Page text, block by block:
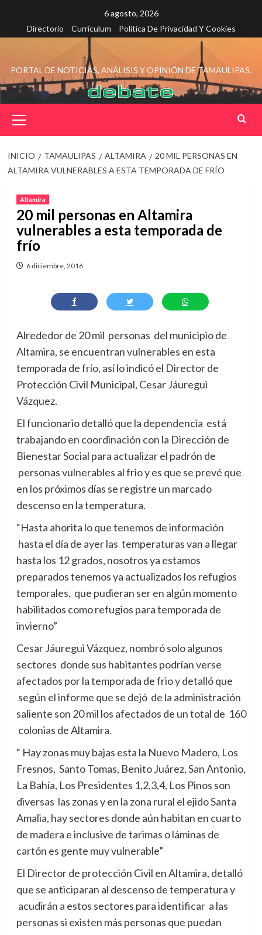
contenido
6 agosto, 2026
Directorio
Curriculum Política De Privacidad Y Cookies
PORTAL DE NOTICIAS, ANÁLISIS Y OPINIÓN DE TAMAULIPAS.
principal
INICIO TAMAULIPAS ALTAMIRA
20 MIL PERSONAS EN
ALTAMIRA VULNERABLES A ESTA TEMPORADA DE FRÍO
Altamira
20 mil personas en Altamira
vulnerables a esta temporada de
frío
6 diciembre, 2016
Alrededor de 20 mil personas del municipio de
Altamira, se encuentran vulnerables en esta
temporada de frío, así lo indicó el Director de
Protección Civil Municipal, Cesar Jáuregui
Vázquez.
El funcionario detalló que la dependencia está
trabajando en coordinación con la Dirección de
Bienestar Social para actualizar el padrón de
personas vulnerables al frio y es que se prevé que
en los próximos días se registre un marcado
descenso en la temperatura.
“Hasta ahorita lo que tenemos de información
hasta el día de ayer las temperaturas van a llegar
hasta los 12 grados, nosotros ya estamos
preparados tenemos ya actualizados los refugios
temporales, que pudieran ser en algún momento
habilitados como refugios para temporada de
invierno”
Cesar Jáuregui Vázquez, nombró solo algunos
sectores donde sus habitantes podrían verse
afectados por la temporada de frio y detalló que
según el informe que se dejó de la administración
saliente son 20 mil los afectados de un total de 160
colonias de Altamira.
“ Hay zonas muy bajas esta la Nuevo Madero, Los
Fresnos, Santo Tomas, Benito Juárez, San Antonio,
La Bahía, Los Presidentes 1,2,3,4, Los Pinos son
diversas las zonas y en la zona rural el ejido Santa
Amalia, hay sectores donde aún habitan en cuarto
de madera e inclusive de tarimas o láminas de
cartón es gente muy vulnerable”
El Director de protección Civil en Altamira, detalló
que se anticiparan al descenso de temperatura y
acudirán a estos sectores para identificar a las
personas si existen más personas que puedan